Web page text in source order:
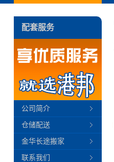
配套服务
公司简介
仓储配送
金华长途搬家
联系我们